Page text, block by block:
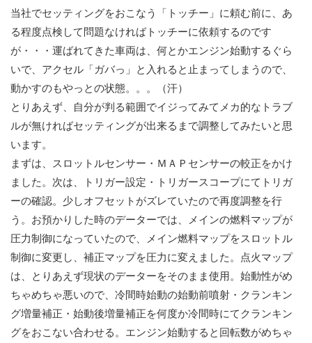
当社でセッティングをおこなう「トッチー」に頼む前に、あ
る程度点検して問題なければトッチーに依頼するのです
が・・・運ばれてきた車両は、何とかエンジン始動するぐら
いで、アクセル「ガバっ」と入れると止まってしまうので、
動かすのもやっとの状態。。。（汗）
とりあえず、自分が判る範囲でイジってみてメカ的なトラブ
ルが無ければセッティングが出来るまで調整してみたいと思
います。
まずは、スロットルセンサー・ＭＡＰセンサーの較正をかけ
ました。次は、トリガー設定・トリガースコープにてトリガ
ーの確認。少しオフセットがズレていたので再度調整を行
う。お預かりした時のデーターでは、メインの燃料マップが
圧力制御になっていたので、メイン燃料マップをスロットル
制御に変更し、補正マップを圧力に変えました。点火マップ
は、とりあえず現状のデーターをそのまま使用。始動性がめ
ちゃめちゃ悪いので、冷間時始動の始動前噴射・クランキン
グ増量補正・始動後増量補正を何度か冷間時にてクランキン
グをおこない合わせる。エンジン始動すると回転数がめちゃ